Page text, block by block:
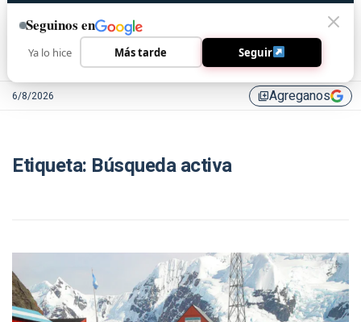
6/8/2026 library_addAgreganos
Etiqueta: Búsqueda activa
Seguinos en
Ya lo hice Más tarde Seguir